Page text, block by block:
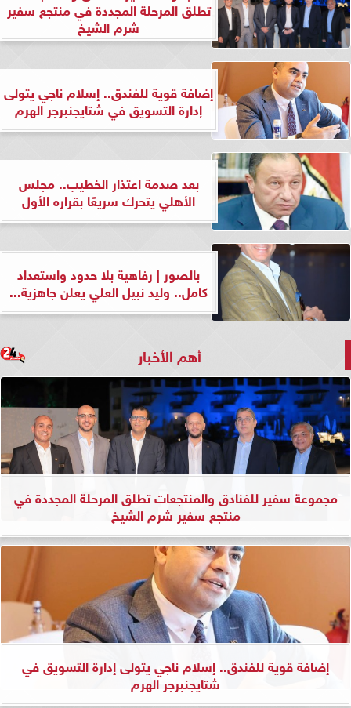
تطلق المرحلة المجددة في منتجع سفير
شرم الشيخ
إضافة قوية للفندق.. إسلام ناجي يتولى
إدارة التسويق في شتايجنبرجر الهرم
بعد صدمة اعتذار الخطيب.. مجلس
الأهلي يتحرك سريعًا بقراره الأول
بالصور | رفاهية بلا حدود واستعداد
كامل.. وليد نبيل العلي يعلن جاهزية...
أهم الأخبار
مجموعة سفير للفنادق والمنتجعات تطلق المرحلة المجددة في
منتجع سفير شرم الشيخ
إضافة قوية للفندق.. إسلام ناجي يتولى إدارة التسويق في
شتايجنبرجر الهرم